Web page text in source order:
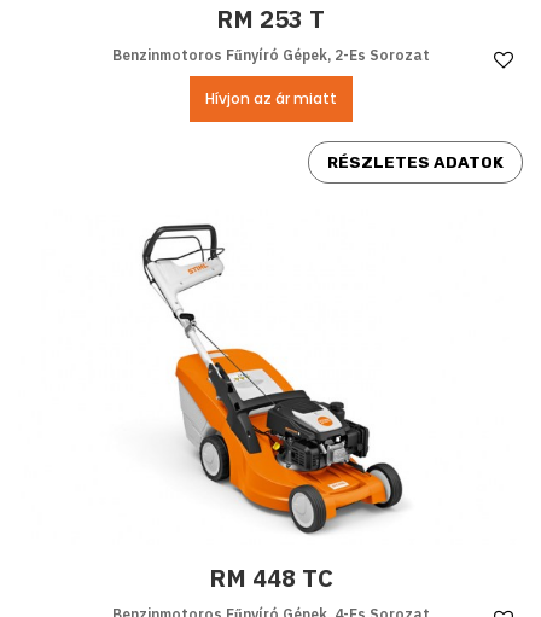
RM 253 T
Benzinmotoros Fűnyíró Gépek, 2-Es Sorozat
Hívjon az ár miatt
RÉSZLETES ADATOK
RM 448 TC